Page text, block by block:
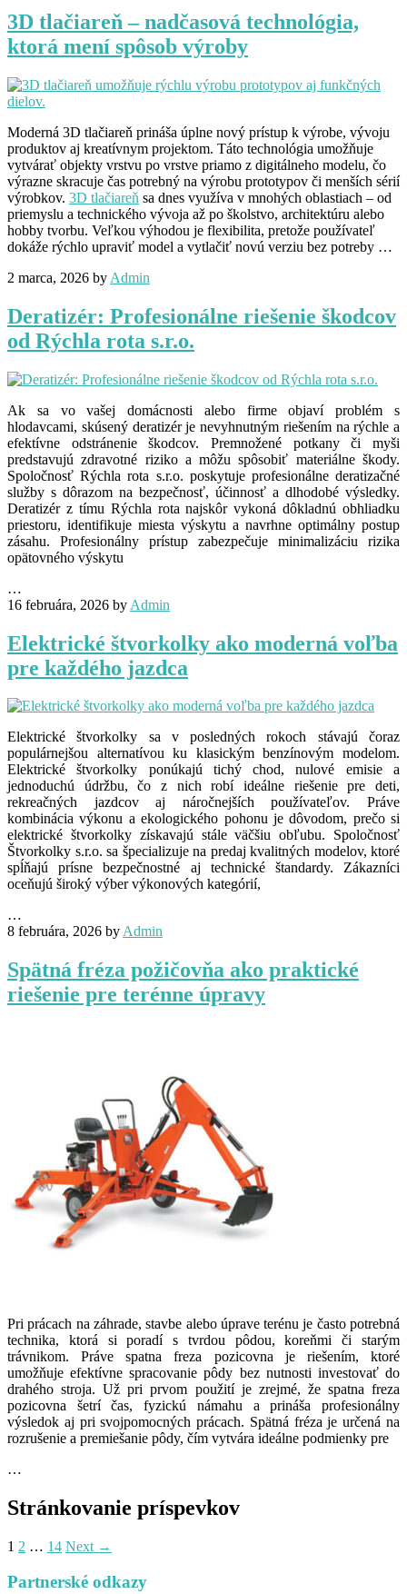
3D tlačiareň – nadčasová technológia,
ktorá mení spôsob výroby
Moderná 3D tlačiareň prináša úplne nový prístup k výrobe, vývoju
produktov aj kreatívnym projektom. Táto technológia umožňuje
vytvárať objekty vrstvu po vrstve priamo z digitálneho modelu, čo
výrazne skracuje čas potrebný na výrobu prototypov či menších sérií
výrobkov. 3D tlačiareň sa dnes využíva v mnohých oblastiach – od
priemyslu a technického vývoja až po školstvo, architektúru alebo
hobby tvorbu. Veľkou výhodou je flexibilita, pretože používateľ
dokáže rýchlo upraviť model a vytlačiť novú verziu bez potreby …
2 marca, 2026 by Admin
Deratizér: Profesionálne riešenie škodcov
od Rýchla rota s.r.o.
Ak sa vo vašej domácnosti alebo firme objaví problém s
hlodavcami, skúsený deratizér je nevyhnutným riešením na rýchle a
efektívne odstránenie škodcov. Premnožené potkany či myši
predstavujú zdravotné riziko a môžu spôsobiť materiálne škody.
Spoločnosť Rýchla rota s.r.o. poskytuje profesionálne deratizačné
služby s dôrazom na bezpečnosť, účinnosť a dlhodobé výsledky.
Deratizér z tímu Rýchla rota najskôr vykoná dôkladnú obhliadku
priestoru, identifikuje miesta výskytu a navrhne optimálny postup
zásahu. Profesionálny prístup zabezpečuje minimalizáciu rizika
opätovného výskytu
…
16 februára, 2026 by Admin
Elektrické štvorkolky ako moderná voľba
pre každého jazdca
Elektrické štvorkolky sa v posledných rokoch stávajú čoraz
populárnejšou alternatívou ku klasickým benzínovým modelom.
Elektrické štvorkolky ponúkajú tichý chod, nulové emisie a
jednoduchú údržbu, čo z nich robí ideálne riešenie pre deti,
rekreačných jazdcov aj náročnejších používateľov. Práve
kombinácia výkonu a ekologického pohonu je dôvodom, prečo si
elektrické štvorkolky získavajú stále väčšiu obľubu. Spoločnosť
Štvorkolky s.r.o. sa špecializuje na predaj kvalitných modelov, ktoré
spĺňajú prísne bezpečnostné aj technické štandardy. Zákazníci
oceňujú široký výber výkonových kategórií,
…
8 februára, 2026 byAdmin
Spätná fréza požičovňa ako praktické
riešenie pre terénne úpravy
Pri prácach na záhrade, stavbe alebo úprave terénu je často potrebná
technika, ktorá si poradí s tvrdou pôdou, koreňmi či starým
trávnikom. Práve spatna freza pozicovna je riešením, ktoré
umožňuje efektívne spracovanie pôdy bez nutnosti investovať do
drahého stroja. Už pri prvom použití je zrejmé, že spatna freza
pozicovna šetrí čas, fyzickú námahu a prináša profesionálny
výsledok aj pri svojpomocných prácach. Spätná fréza je určená na
rozrušenie a premiešanie pôdy, čím vytvára ideálne podmienky pre
…
Stránkovanie príspevkov
1 2 … 14 Next →
Partnerské odkazy